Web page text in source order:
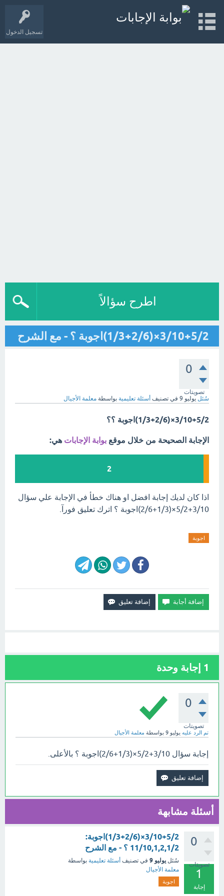
تسجيل الدخول
اطرح سؤالاً
3/10+5/2×(1/3+2/6)اجوبة ؟ - مع الشرح
0
تصويتات
سُئل يوليو 9 في تصنيف أسئلة تعليمية بواسطة معلمة الأجيال
3/10+5/2×(1/3+2/6)اجوبة ؟؟
الإجابة الصحيحة من خلال موقع بوابة الإجابات هي:
2
اذا كان لديك إجابة افضل او هناك خطأ في الإجابة علي سؤال
3/10+5/2×(1/3+2/6)اجوبة ؟ اترك تعليق فورآ.
اجوبة
1 إجابة وحدة
0
تصويتات
تم الرد عليه يوليو 9 بواسطة معلمة الأجيال
إجابة سؤال 3/10+5/2×(1/3+2/6)اجوبة ؟ بالأعلى.
أسئلة مشابهة
0
تصويتات
1
إجابة
3/10+5/2×(1/3+2/6)اجوبة:
11/10,1,2,1/2 ؟ - مع الشرح
سُئل يوليو 9 في تصنيف أسئلة تعليمية بواسطة
معلمة الأجيال
اجوبة